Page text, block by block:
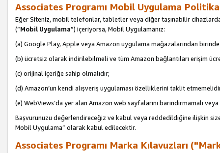
Associates Programı Mobil Uygulama
Eğer Siteniz, mobil telefonlar, tabletler veya diğer taşınabilir
(“Mobil Uygulama”) içeriyorsa, Mobil Uygulamanız:
(a) Google Play, Apple veya Amazon uygulama mağazalarından birinde
(b) ücretsiz olarak indirilebilmeli ve tüm Amazon bağlantıları erişim
(c) orijinal içeriğe sahip olmalıdır;
(d) Amazon’un kendi alışveriş uygulaması özelliklerini taklit
(e) WebViews’da yer alan Amazon web sayfalarını barındırmamalı
Başvurunuzu değerlendireceğiz ve kabul veya reddedildiğine ilişkin
Mobil Uygulama” olarak kabul edilecektir.
Associates Programı Marka Kılavuzları